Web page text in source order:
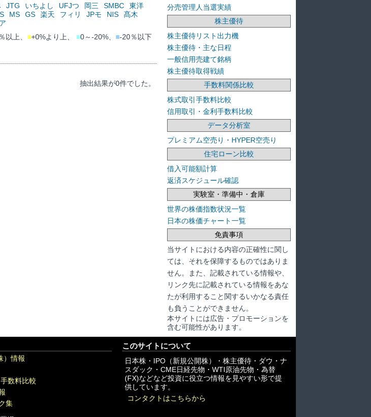
JTG いちよし UFJつ 岡三 SMBC
東洋
MS GS 楽天 フィリ JPモ NIS
髙木
以上、 ■+0%より上、 ■0～-20%、 ■-20％以下
抽出結果が0件でした。
分売管理人当選実績
株主優待
株主優待リスト出力機
株主優待・主な日程
一般信用売建て銘柄
株主優待取得戦績
手数料関係比較
株式取引手数料比較
信用取引・金利手数料比較
データ分析室
プレミアム空売り・HYPER空売り
住宅ローン比較
借入可能額計算
返済スケジュール確認
実験室・準備中・倉庫
世界の株価指数状況一覧
日本の株価チャート一覧
免責事項
当サイトにおける内容の正確性に関し
ては、それを保障するものではありま
せん。また、記載されている情報や、
リンク先に記載されている情報をあな
たが利用すること関するいかなる責任
も負うことができません。
本サイトには広告・プロモーションを
含む可能性があります。
）情報
数料比較
集
このサイトについて
日本株・IPO（新規公開株）・株主優待・ダウ・ナ
スダック・CME日経先物・WTI原油先物・為替
(FX)などなど投資に役立つ情報を見やすい形で提
供しています。
コンタクトはこちらから